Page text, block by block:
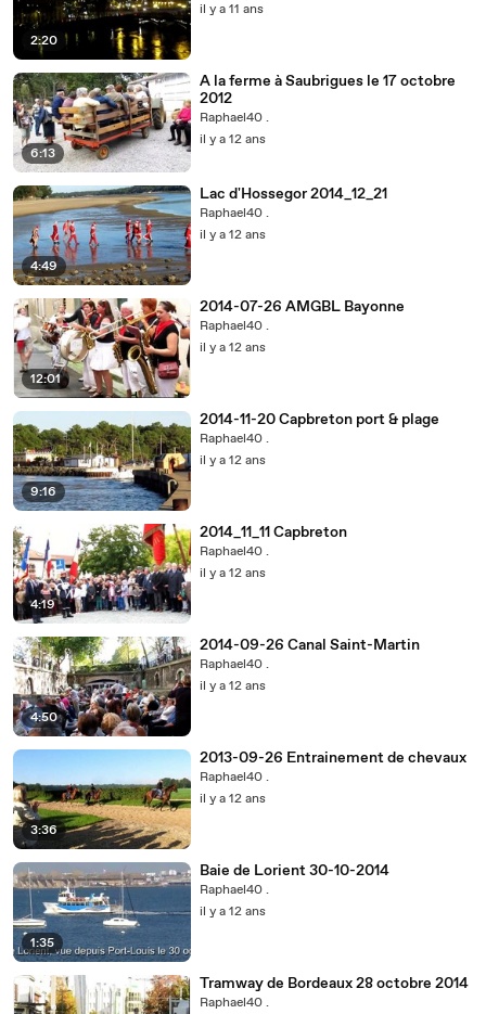
2:20
il y a 11 ans
6:13
A la ferme à Saubrigues le 17 octobre
2012
Raphael40 .
il y a 12 ans
4:49
Lac d'Hossegor 2014_12_21
Raphael40 .
il y a 12 ans
12:01
2014-07-26 AMGBL Bayonne
Raphael40 .
il y a 12 ans
9:16
2014-11-20 Capbreton port & plage
Raphael40 .
il y a 12 ans
4:19
2014_11_11 Capbreton
Raphael40 .
il y a 12 ans
4:50
2014-09-26 Canal Saint-Martin
Raphael40 .
il y a 12 ans
3:36
2013-09-26 Entrainement de chevaux
Raphael40 .
il y a 12 ans
1:35
Baie de Lorient 30-10-2014
Raphael40 .
il y a 12 ans
Tramway de Bordeaux 28 octobre 2014
Raphael40 .